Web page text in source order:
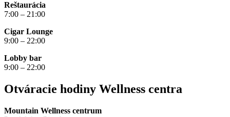
Reštaurácia
7:00 – 21:00
Cigar Lounge
9:00 – 22:00
Lobby bar
9:00 – 22:00
Otváracie hodiny Wellness centra
Mountain Wellness centrum